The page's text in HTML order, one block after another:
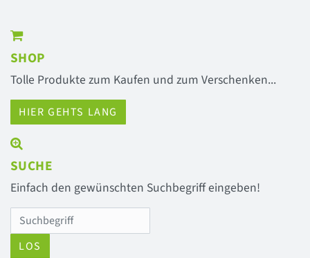
SHOP
Tolle Produkte zum Kaufen und zum Verschenken...
HIER GEHTS LANG
SUCHE
Einfach den gewünschten Suchbegriff eingeben!
LOS